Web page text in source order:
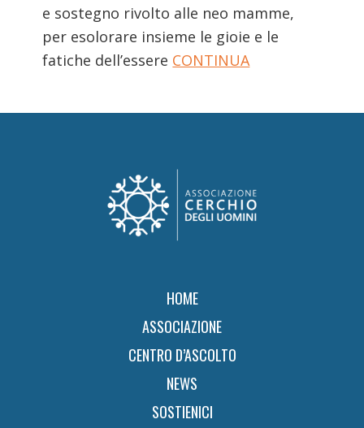
e sostegno rivolto alle neo mamme,
per esolorare insieme le gioie e le
fatiche dell’essere CONTINUA
HOME
ASSOCIAZIONE
CENTRO D’ASCOLTO
NEWS
SOSTIENICI